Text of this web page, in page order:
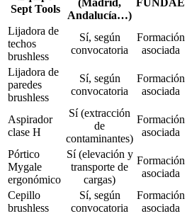
Sept Tools
Andalucía…)
Lijadora de
techos
brushless
Sí, según
convocatoria
Formación
asociada
Lijadora de
paredes
brushless
Sí, según
convocatoria
Formación
asociada
Aspirador
clase H
Sí (extracción
de
contaminantes)
Formación
asociada
Pórtico
Mygale
ergonómico
Sí (elevación y
transporte de
cargas)
Formación
asociada
Cepillo
brushless
Sí, según
convocatoria
Formación
asociada